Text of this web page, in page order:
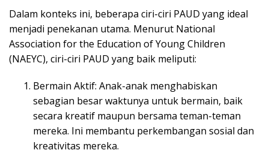
Dalam konteks ini, beberapa ciri-ciri PAUD yang ideal
menjadi penekanan utama. Menurut National
Association for the Education of Young Children
(NAEYC), ciri-ciri PAUD yang baik meliputi:
Bermain Aktif: Anak-anak menghabiskan
sebagian besar waktunya untuk bermain, baik
secara kreatif maupun bersama teman-teman
mereka. Ini membantu perkembangan sosial dan
kreativitas mereka.